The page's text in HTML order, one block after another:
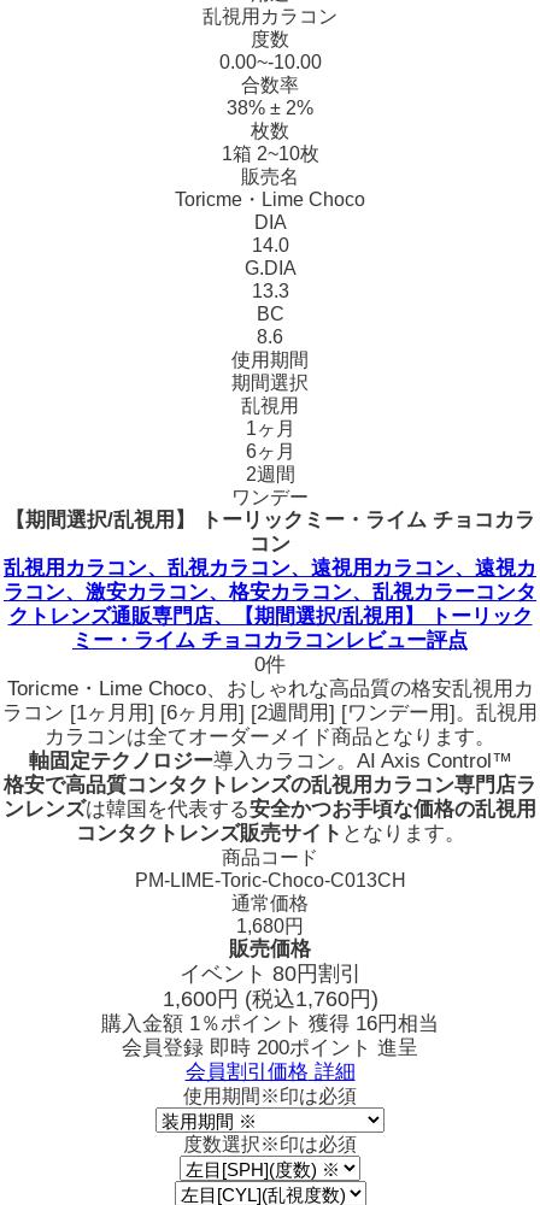
乱視用カラコン
度数
0.00~-10.00
合数率
38% ± 2%
枚数
1箱 2~10枚
販売名
Toricme・Lime Choco
DIA
14.0
G.DIA
13.3
BC
8.6
使用期間
期間選択
乱視用
1ヶ月
6ヶ月
2週間
ワンデー
【期間選択/乱視用】 トーリックミー・ライム チョコカラ
コン
乱視用カラコン、乱視カラコン、遠視用カラコン、遠視カ
ラコン、激安カラコン、格安カラコン、乱視カラーコンタ
クトレンズ通販専門店、【期間選択/乱視用】 トーリック
ミー・ライム チョコカラコンレビュー評点
0件
Toricme・Lime Choco、おしゃれな高品質の格安乱視用カ
ラコン [1ヶ月用] [6ヶ月用] [2週間用] [ワンデー用]。乱視用
カラコンは全てオーダーメイド商品となります。
軸固定テクノロジー導入カラコン。 AI Axis Control™
格安で高品質コンタクトレンズの乱視用カラコン専門店ラ
ンレンズは韓国を代表する安全かつお手頃な価格の乱視用
コンタクトレンズ販売サイト となります。
商品コード
PM-LIME-Toric-Choco-C013CH
通常価格
1,680円
販売価格
イベント 80円割引
1,600円 (税込1,760円)
購入金額 1％ポイント 獲得 16円相当
会員登録 即時 200ポイント 進呈
会員割引価格 詳細
使用期間 ※印は必須
度数選択※印は必須